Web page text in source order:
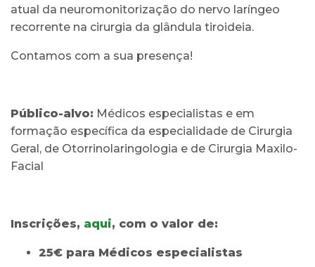
atual da neuromonitorização do nervo laríngeo
recorrente na cirurgia da glândula tiroideia.
Contamos com a sua presença!
Público-alvo: Médicos especialistas e em
formação específica da especialidade de Cirurgia
Geral, de Otorrinolaringologia e de Cirurgia Maxilo-
Facial
Inscrições, aqui, com o valor de:
25€ para Médicos especialistas